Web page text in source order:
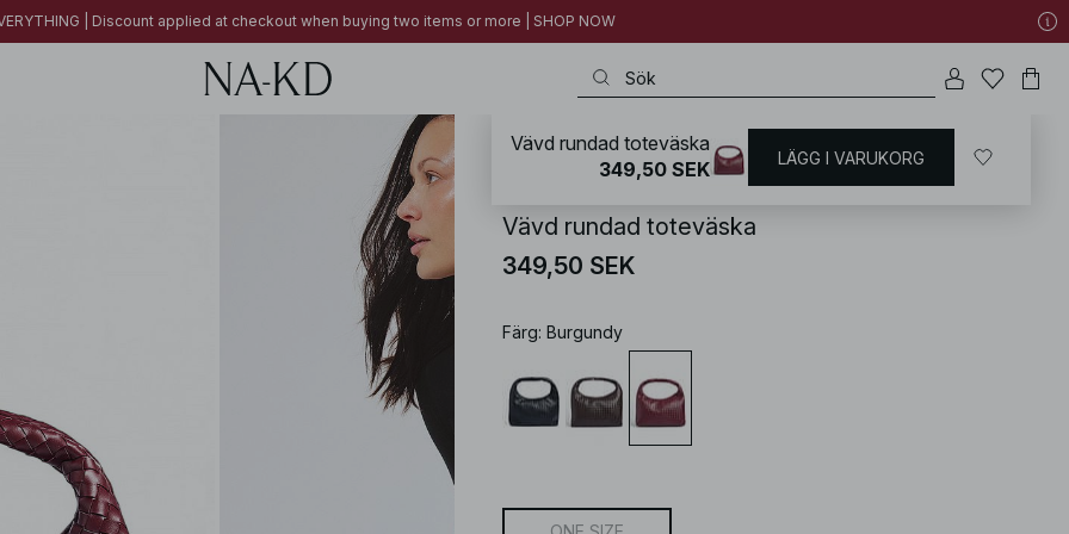
| Discount applied at checkout when buying two items or more | SHOP NOW
Accessoarer / Väskor / Tote bags
Vävd rundad toteväska
349,50 SEK
Färg: Burgundy
Vävd rundad toteväska
349,50 SEK
LÄGG I VARUKORG